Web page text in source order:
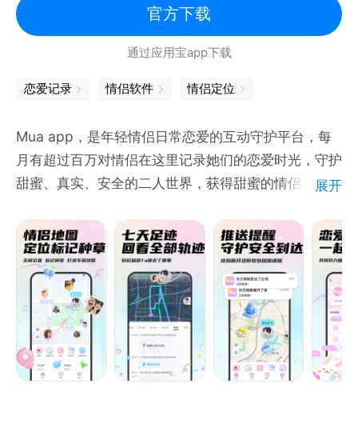
-最后查看消息的时间
-发送远程响铃或震动
-见面约会地点自动记录
-恋爱纪念日每天提醒
#隐私安全保护#
-无任何第三人打扰
-支持面容识别认证
-可主动解绑与注销
-不含任何广告插件
-会员权益可双方互享
官方下载
通过应用宝app下载
恋爱记录 情侣软件 情侣定位
Mua app，是年轻情侣日常恋爱的互动守护平台，每
月有超过百万对情侣在这里记录她们的恋爱时光，守护
甜蜜、真实、安全的二人世界，获得甜蜜的情侣恋爱生
【情侣专属地图】可实时精准查看对方位置，3D卫星
地图实时移动，做背后默默守护Ta的人。历史轨迹动
态一键可查，可回看双方7天内的行动轨迹哦。还可标
记打卡，在地图上标记想去旅行打卡的地点和值得回忆
的地点，一起制作属于情侣间独一无二的浪漫地图。
展开